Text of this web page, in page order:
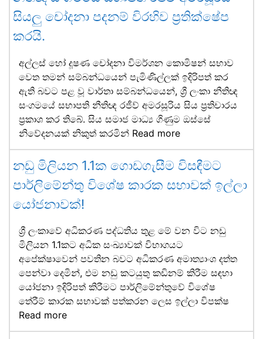
සියලු චෝදනා පදනම් විරහිව ප්‍රතික්ෂේප
කරයි.
අල්ලස් හෝ දූෂණ චෝදනා විමර්ශන කොමිෂන් සභාව
වෙත තමන් සම්බන්ධයෙන් පැමිණිල්ලක් ඉදිරිපත් කර
ඇති බවට පළ වූ වාර්තා සම්බන්ධයෙන්, ශ්‍රී ලංකා නීතිඥ
සංගමයේ සභාපති නීතිඥ රජීව් අමරසූරිය සිය ප්‍රතිචාරය
ප්‍රකාශ කර තිබේ. සිය සමාජ මාධ්‍ය ගිණුම ඔස්සේ
නිවේදනයක් නිකුත් කරමින් Read more
නඩු මිලියන 1.1ක ගොඩගැසීම විසඳීමට
පාර්ලිමේන්තු විශේෂ කාරක සභාවක් ඉල්ලා
යෝජනාවක්!
ශ්‍රී ලංකාවේ අධිකරණ පද්ධතිය තුළ මේ වන විට නඩු
මිලියන 1.1කට අධික සංඛ්‍යාවක් විභාගයට
අපේක්ෂාවෙන් පවතින බවට අධිකරණ අමාත්‍යාංශ දත්ත
පෙන්වා දෙමින්, එම නඩු කටයුතු කඩිනම් කිරීම සඳහා
යෝජනා ඉදිරිපත් කිරීමට පාර්ලිමේන්තුවේ විශේෂ
තේරීම් කාරක සභාවක් පත්කරන ලෙස ඉල්ලා විපක්ෂ
Read more